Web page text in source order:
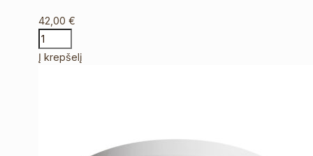
42,00€
Į krepšelį